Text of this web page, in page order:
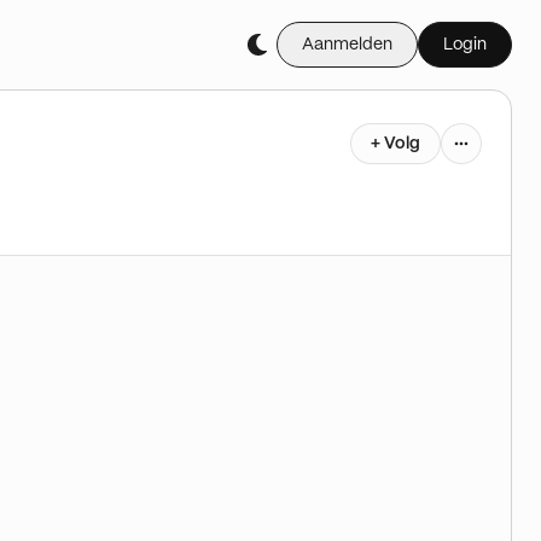
Aanmelden Login
+ Volg